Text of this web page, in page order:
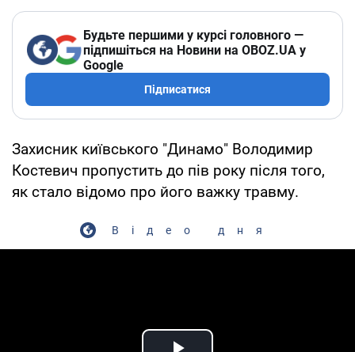
Будьте першими у курсі головного —
підпишіться на Новини на OBOZ.UA у
Google
Підписатися
Захисник київського "Динамо" Володимир
Костевич пропустить до пів року після того,
як стало відомо про його важку травму.
Відео дня